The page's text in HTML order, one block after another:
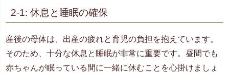
2-1: 休息と睡眠の確保
産後の母体は、出産の疲れと育児の負担を抱えています。
そのため、十分な休息と睡眠が非常に重要です。昼間でも
赤ちゃんが眠っている間に一緒に休むことを心掛けましょ